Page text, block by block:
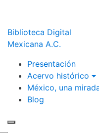
Biblioteca Digital
Mexicana A.C.
Presentación
Acervo histórico
México, una
Blog